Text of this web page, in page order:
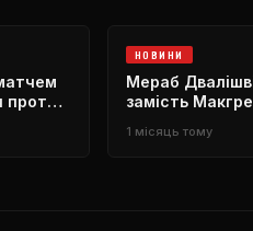
проти
НОВИНИ
Мераб
замість
1 місяць тому